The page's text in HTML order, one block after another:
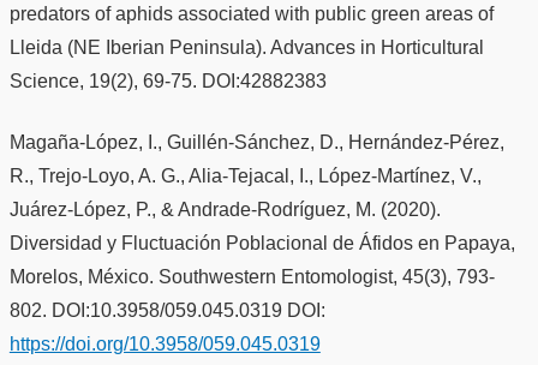
predators of aphids associated with public green areas of
Lleida (NE Iberian Peninsula). Advances in Horticultural
Science, 19(2), 69-75. DOI:42882383
Magaña-López, I., Guillén-Sánchez, D., Hernández-Pérez,
R., Trejo-Loyo, A. G., Alia-Tejacal, I., López-Martínez, V.,
Juárez-López, P., & Andrade-Rodríguez, M. (2020).
Diversidad y Fluctuación Poblacional de Áfidos en Papaya,
Morelos, México. Southwestern Entomologist, 45(3), 793-
802. DOI:10.3958/059.045.0319 DOI:
https://doi.org/10.3958/059.045.0319